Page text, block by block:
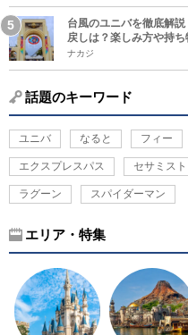
台風のユニバを徹底解
戻しは？楽しみ方や持ち
ナカジ
話題のキーワード
ユニバ なると フィー
エクスプレスパス セサミス
ラグーン スパイダーマン
エリア・特集